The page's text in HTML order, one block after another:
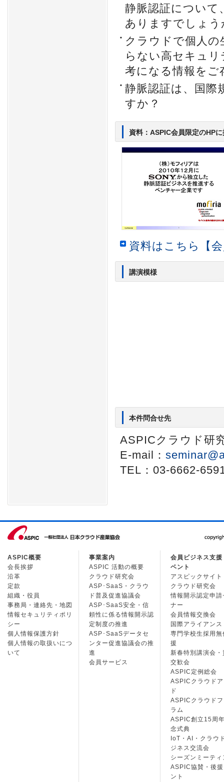
静脈認証について
ありますでしょう
クラウドで個人
らない高セキュ
考になる情報をご
静脈認証は、国際
すか？
資料：ASPIC会員限定のHP
資料はこちら【
講演模様
本件問合せ先
ASPICクラウド研
E-mail：
TEL：03-6662-
ASPIC概要
会長挨拶
沿革
定款
組織・役員
事務局・連絡先・地図
情報セキュリティポリ
シー
個人情報保護方針
個人情報の取扱いにつ
いて
事業案内
ASPIC 活動の概要
クラウド研究会
ASP･SaaS・クラウ
ド普及促進協議会
ASP･SaaS安全・信
頼性に係る情報開示認
定制度の推進
ASP･SaaSデータセ
ンター促進協議会の推
進
会員サービス
会員ビジネス支援
ベント
アスピックサイト
クラウド研究会
情報開示認定申請
ナー
会員情報交換会
国際アライアンス
専門学校生採用無
援
新春特別講演会・
交歓会
ASPIC定例総会
ASPICクラウド
ド
ASPICクラウド
ラム
ASPIC創立15周
念式典
IoT・AI・クラウ
ジネス交流会
シーズンミーティ
ASPIC協賛・後
ント